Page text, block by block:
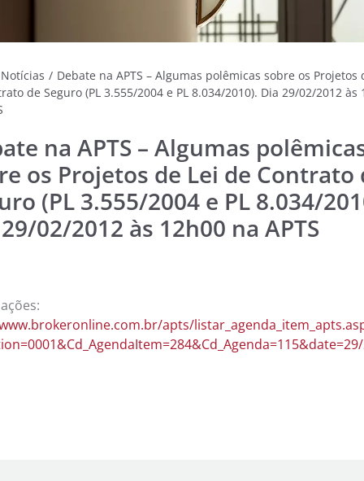
ARTE
Notícias / Debate na APTS – Algumas polêmicas sobre os Projetos
de Seguro (PL 3.555/2004 e PL 8.034/2010). Dia 29/02/2012 às
na APTS – Algumas
os Projetos de Lei de Contrato
(PL 3.555/2004 e PL 8.034/
02/2012 às 12h00 na APTS
apts/